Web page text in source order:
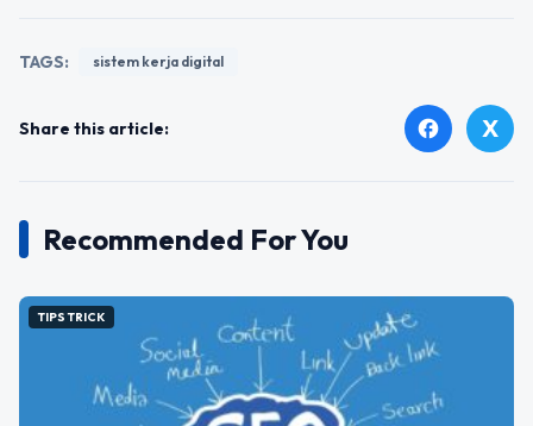
TAGS: sistem kerja digital
Share this article: facebook X
Recommended For You
TIPS TRICK